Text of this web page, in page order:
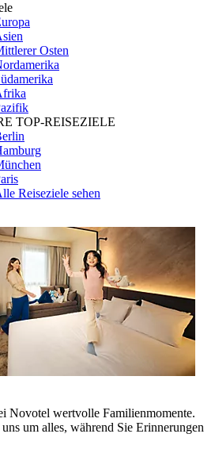
Osten
TOP-REISEZIELE
Reiseziele sehen
Novotel wertvolle Familienmomente.
um alles, während Sie Erinnerungen